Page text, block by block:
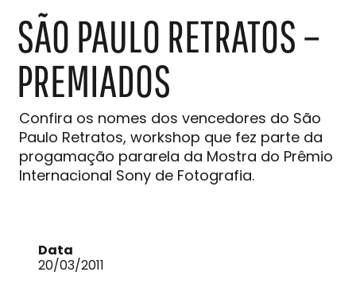
SÃO PAULO RETRATOS –
PREMIADOS
Confira os nomes dos vencedores do São
Paulo Retratos, workshop que fez parte da
progamação pararela da Mostra do Prêmio
Internacional Sony de Fotografia.
Data
20/03/2011